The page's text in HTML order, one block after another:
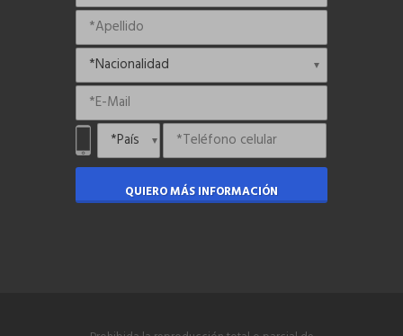
QUIERO MÁS INFORMACIÓN